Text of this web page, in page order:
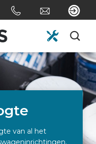
van al het